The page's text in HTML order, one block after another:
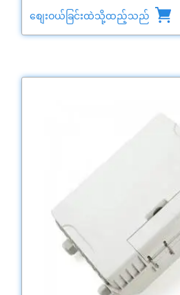
စျေးဝယ်ခြင်းထဲသို့ထည့်သည်